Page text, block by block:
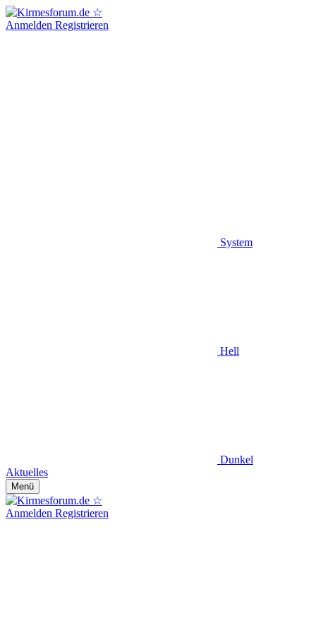
Anmelden Registrieren
System
Hell
Dunkel
Aktuelles
Menü
Anmelden Registrieren